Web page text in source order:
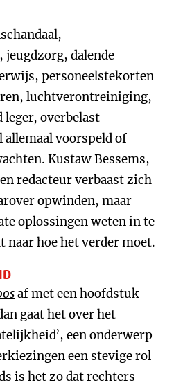
dalende
personeelstekorten
luchtverontreiniging,
overbelast
voorspeld of
Kustaw Bessems,
redacteur verbaast zich
opwinden, maar
oplossingen weten in te
naar hoe het verder moet.
af met een hoofdstuk
gaat het over het
een onderwerp
een stevige rol
is het zo dat rechters